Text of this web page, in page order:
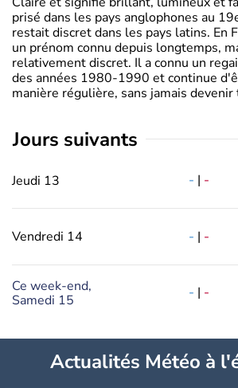
prisé dans les pays anglophones au
restait discret dans les pays latins. En
un prénom connu depuis longtemps,
relativement discret. Il a connu un
des années 1980-1990 et continue
manière régulière, sans jamais devenir
jours suivants
Jeudi 13 - | -
Vendredi 14 - | -
Ce week-end,
Samedi 15
- | -
Actualités Météo à